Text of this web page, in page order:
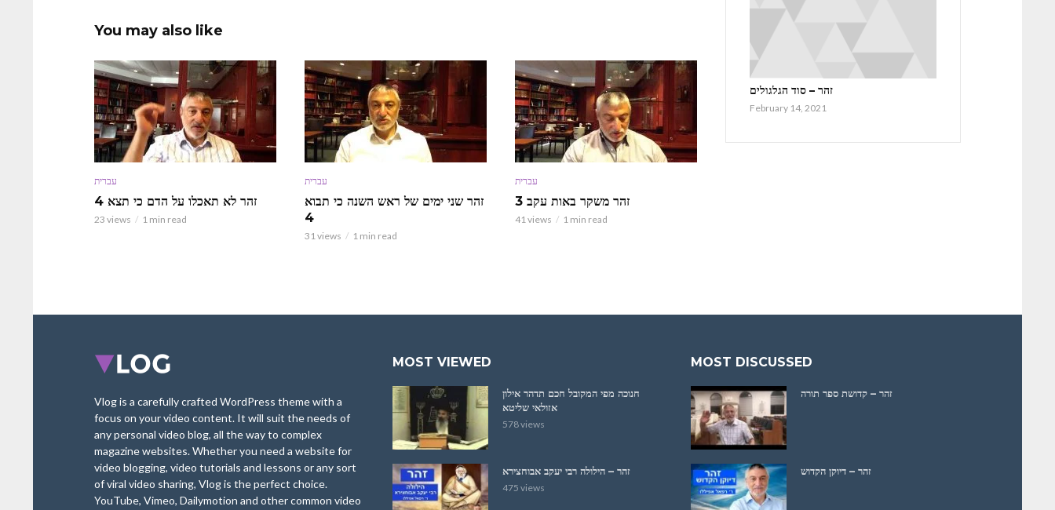
You may also like
עברית
זהר לא תאכלו על הדם כי תצא 4
23 views 1 min read
עברית
זהר שני ימים של ראש השנה כי תבוא
4
31 views 1 min read
עברית
זהר משקר באות עקב 3
41 views 1 min read
זהר – סוד הגלגולים
February 14, 2021
Vlog is a carefully crafted WordPress theme with a
focus on your video content. It will suit the needs of
any personal video blog, all the way to complex
magazine websites. Whether you need a website for
video blogging, video tutorials and lessons or any sort
of viral video sharing, Vlog is the perfect choice.
YouTube, Vimeo, Dailymotion and other common video
MOST VIEWED
חנוכה מפי המקובל חכם תדהר אילון
אזולאי שליטא
578 views
זהר – הילולה רבי יעקב אבוחצירא
475 views
MOST DISCUSSED
זהר – קדושת ספר תורה
זהר – דיוקן הקדוש